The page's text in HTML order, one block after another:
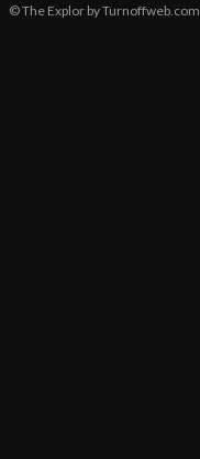
© The Explor by Turnoffweb.com